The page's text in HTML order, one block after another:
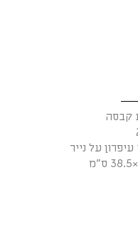
קבסה
על נייר